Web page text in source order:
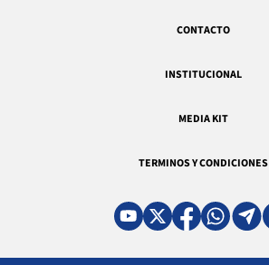
CONTACTO
INSTITUCIONAL
MEDIA KIT
TERMINOS Y CONDICIONES